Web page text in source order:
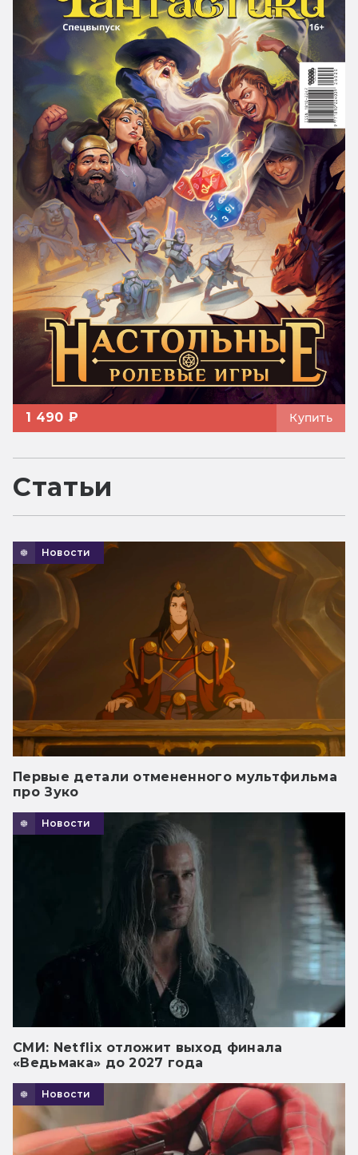
1 490 ₽ Купить
Статьи
Новости
Первые детали отмененного мультфильма
про Зуко
Новости
СМИ: Netflix отложит выход финала
«Ведьмака» до 2027 года
Новости